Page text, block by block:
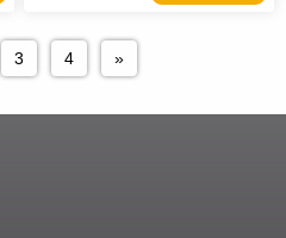
3 4 »